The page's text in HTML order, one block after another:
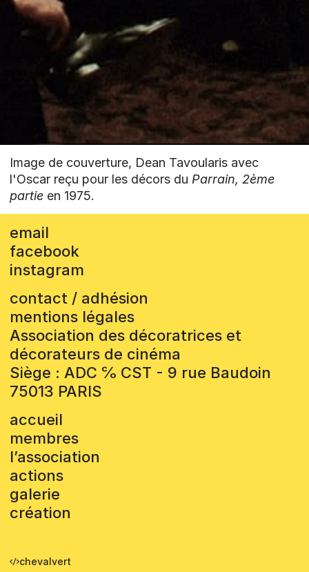
Image de couverture, Dean Tavoularis avec
l'Oscar reçu pour les décors du Parrain, 2ème
partie en 1975.
email
facebook
instagram
contact / adhésion
mentions légales
Association des décoratrices et
décorateurs de cinéma
Siège : ADC ℅ CST - 9 rue Baudoin
75013 PARIS
accueil
membres
l’association
actions
galerie
création
chevalvert